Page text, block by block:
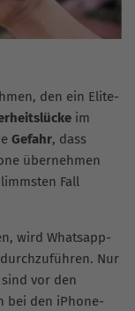
den ein Elite-
im
Gefahr, dass
übernehmen
Fall
wird Whatsapp-
Nur
vor den
bei den iPhone-